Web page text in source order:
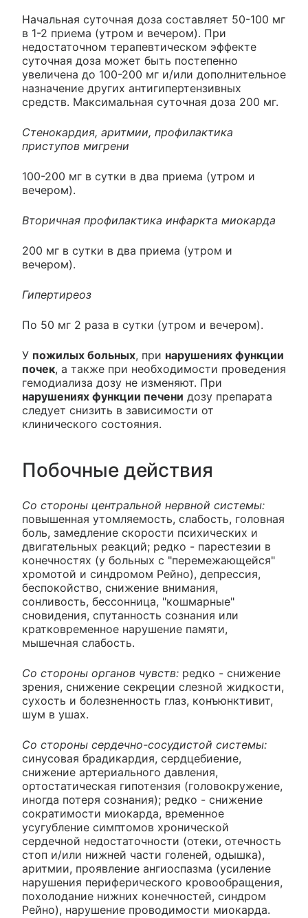
Начальная суточная доза составляет 50-100 мг
в 1-2 приема (утром и вечером). При
недостаточном терапевтическом эффекте
суточная доза может быть постепенно
увеличена до 100-200 мг и/или дополнительное
назначение других антигипертензивных
средств. Максимальная суточная доза 200 мг.
Стенокардия, аритмии, профилактика
приступов мигрени
100-200 мг в сутки в два приема (утром и
вечером).
Вторичная профилактика инфаркта миокарда
200 мг в сутки в два приема (утром и
вечером).
Гипертиреоз
По 50 мг 2 раза в сутки (утром и вечером).
У пожилых больных, при нарушениях функции
почек, а также при необходимости проведения
гемодиализа дозу не изменяют. При
нарушениях функции печени дозу препарата
следует снизить в зависимости от
клинического состояния.
Побочные действия
Со стороны центральной нервной системы:
повышенная утомляемость, слабость, головная
боль, замедление скорости психических и
двигательных реакций; редко - парестезии в
конечностях (у больных с "перемежающейся"
хромотой и синдромом Рейно), депрессия,
беспокойство, снижение внимания,
сонливость, бессонница, "кошмарные"
сновидения, спутанность сознания или
кратковременное нарушение памяти,
мышечная слабость.
Со стороны органов чувств: редко - снижение
зрения, снижение секреции слезной жидкости,
сухость и болезненность глаз, конъюнктивит,
шум в ушах.
Со стороны сердечно-сосудистой системы:
синусовая брадикардия, сердцебиение,
снижение артериального давления,
ортостатическая гипотензия (головокружение,
иногда потеря сознания); редко - снижение
сократимости миокарда, временное
усугубление симптомов хронической
сердечной недостаточности (отеки, отечность
стоп и/или нижней части голеней, одышка),
аритмии, проявление ангиоспазма (усиление
нарушения периферического кровообращения,
похолодание нижних конечностей, синдром
Рейно), нарушение проводимости миокарда.